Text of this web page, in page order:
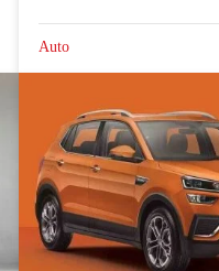
Auto